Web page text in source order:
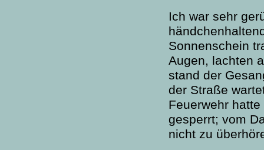
Ich war sehr
Sonnenschein
Augen, lachten
stand der
der Straße
Feuerwehr
gesperrt; vom
nicht zu